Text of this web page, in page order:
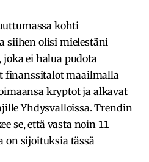
kohti
siihen olisi mielestäni
ei halua pudota
finanssitalot maailmalla
kryptot ja alkavat
Yhdysvalloissa. Trendin
se, että vasta noin 11
on sijoituksia tässä